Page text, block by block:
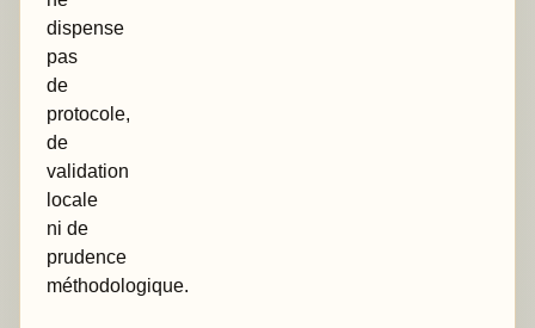
dispense
pas
de
protocole,
de
validation
locale
ni de
prudence
méthodologique.